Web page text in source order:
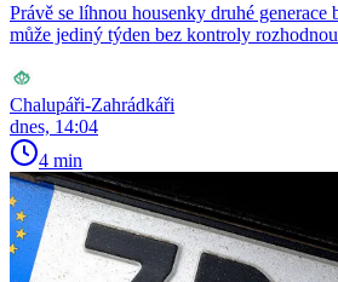
Právě se líhnou housenky druhé
může jediný týden bez kontroly
Chalupáři-Zahrádkáři
dnes, 14:04
4 min